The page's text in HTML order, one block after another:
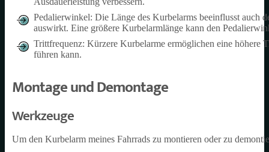
Pedalierwinkel: Die Länge des Kurbelarms beeinflusst auch
auswirkt. Eine größere Kurbelarmlänge kann den
Trittfrequenz: Kürzere Kurbelarme ermöglichen eine höhere
führen kann.
Montage und Demontage
Werkzeuge
Um den Kurbelarm meines Fahrrads zu montieren oder zu